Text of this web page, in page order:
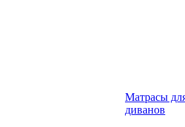
Матрасы
диванов